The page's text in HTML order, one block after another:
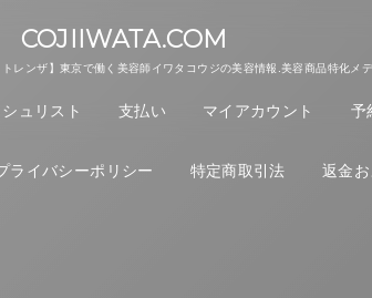
COJIIWATA.COM
レンザ】東京で働く美容師イワタコウジの美容情報.美容商品特化メ
ュリスト 支払い マイアカウント 予
ライバシーポリシー 特定商取引法 返金